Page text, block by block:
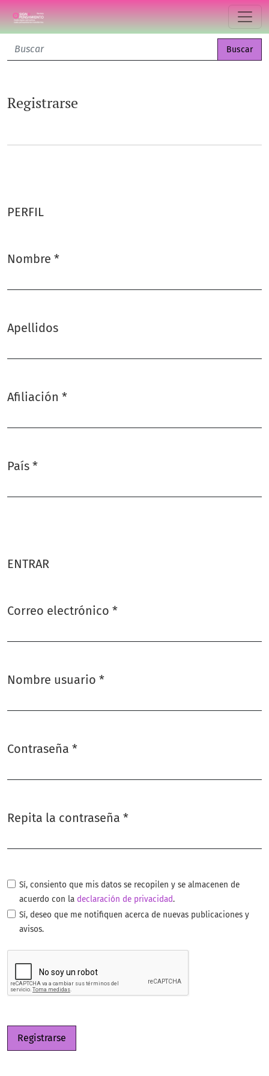
Registrarse
Buscar
Registrarse
PERFIL
Nombre *
Apellidos
Afiliación *
País *
ENTRAR
Correo electrónico *
Nombre usuario *
Contraseña *
Repita la contraseña *
Sí, consiento que mis datos se recopilen y se almacenen de
acuerdo con la declaración de privacidad.
Sí, deseo que me notifiquen acerca de nuevas publicaciones y
avisos.
Registrarse